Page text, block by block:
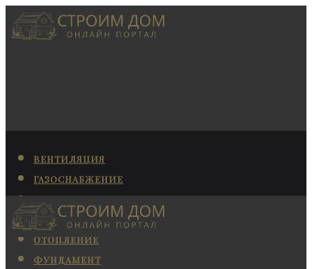
ВЕНТИЛЯЦИЯ
ГАЗОСНАБЖЕНИЕ
КАНАЛИЗАЦИЯ
КОНДИЦИОНИРОВАНИЕ
ОТОПЛЕНИЕ
ФУНДАМЕНТ